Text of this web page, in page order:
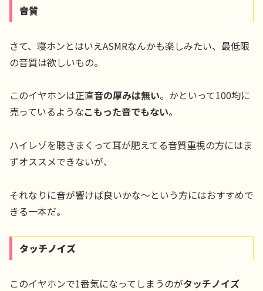
音質
さて、寝ホンとはいえASMRなんかも楽しみたい、最低限
の音質は欲しいもの。
このイヤホンは正直音の厚みは無い。かといって100均に
売っているようなこもった音でもない。
ハイレゾを聴きまくって耳が肥えてる音質重視の方にはま
ずオススメできないが、
それなりに音が響けば良いかな〜という方にはおすすめで
きる一本だ。
タッチノイズ
このイヤホンで1番気になってしまうのがタッチノイズ